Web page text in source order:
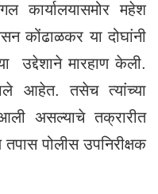
कार्यालयासमोर महेश
कोंढाळकर या दोघांनी
उद्देशाने मारहाण केली.
आहेत. तसेच त्यांच्या
असल्याचे तक्रारीत
पोलीस उपनिरीक्षक